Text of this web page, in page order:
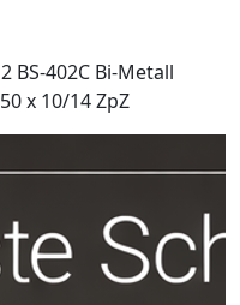
BS-402C Bi-Metall
x 10/14 ZpZ